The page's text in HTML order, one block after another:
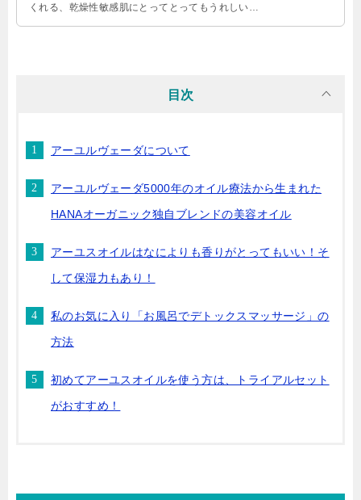
くれる、乾燥性敏感肌にとってとってもうれしい美
目次
アーユルヴェーダについて
アーユルヴェーダ5000年のオイル療法から生まれた
HANAオーガニック独自ブレンドの美容オイル
アーユスオイルはなによりも香りがとってもいい！そ
して保湿力もあり！
私のお気に入り「お風呂でデトックスマッサージ」の
方法
初めてアーユスオイルを使う方は、トライアルセット
がおすすめ！